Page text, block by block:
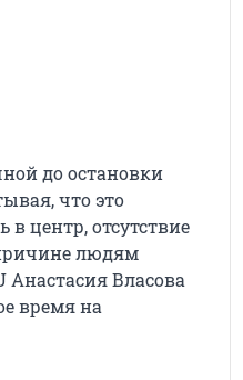
до остановки
что это
центр, отсутствие
людям
Анастасия Власова
время на